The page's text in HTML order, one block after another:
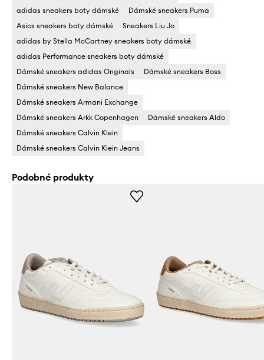
adidas sneakers boty dámské
Dámské sneakers Puma
Asics sneakers boty dámské
Sneakers Liu Jo
adidas by Stella McCartney sneakers boty dámské
adidas Performance sneakers boty dámské
Dámské sneakers adidas Originals
Dámské sneakers Boss
Dámské sneakers New Balance
Dámské sneakers Armani Exchange
Dámské sneakers Arkk Copenhagen
Dámské sneakers Aldo
Dámské sneakers Calvin Klein
Dámské sneakers Calvin Klein Jeans
Podobné produkty